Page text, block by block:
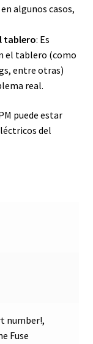
algunos casos,
tablero: Es
el tablero (como
entre otras)
real.
puede estar
del
number!,
Fuse